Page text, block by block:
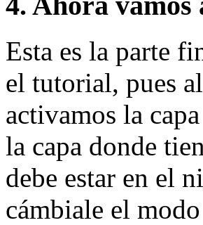
Esta es la parte
el tutorial, pues
activamos la
la capa donde
debe estar en el
cámbiale el